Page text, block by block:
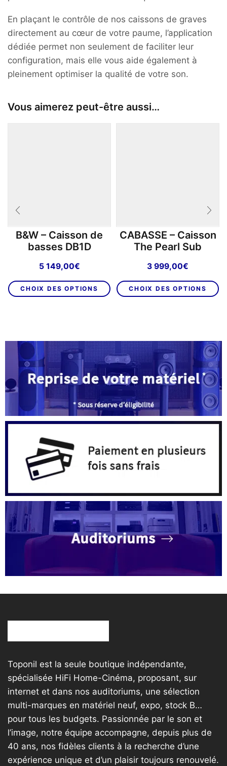
En plaçant le contrôle de nos caissons de graves
directement au cœur de votre paume, l’application
dédiée permet non seulement de faciliter leur
configuration, mais elle vous aide également à
pleinement optimiser la qualité de votre son.
Vous aimerez peut-être aussi…
B&W – Caisson de
basses DB1D
5 149,00€
CHOIX DES OPTIONS
Ce
produit
Les
options
peuvent
être
choisies
sur
la
produit
CABASSE – Caisson
The Pearl Sub
3 999,00€
CHOIX DES OPTIONS
la
Toponil est la seule boutique indépendante,
spécialisée HiFi Home-Cinéma, proposant, sur
internet et dans nos auditoriums, une sélection
multi-marques en matériel neuf, expo, stock B…
pour tous les budgets. Passionnée par le son et
l’image, notre équipe accompagne, depuis plus de
40 ans, nos fidèles clients à la recherche d’une
expérience unique et d’un plaisir toujours renouvelé.